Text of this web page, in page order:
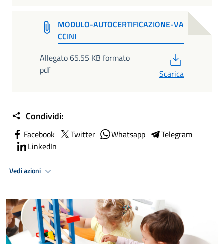
MODULO-AUTOCERTIFICAZIONE-VA
CCINI
Allegato 65.55 KB formato
pdf
Scarica
Condividi:
Facebook Twitter Whatsapp
Telegram
LinkedIn
Vedi azioni